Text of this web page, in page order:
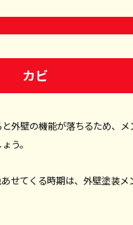
カビ
外壁の機能が落ちるため、メ
う。
てくる時期は、外壁塗装メ